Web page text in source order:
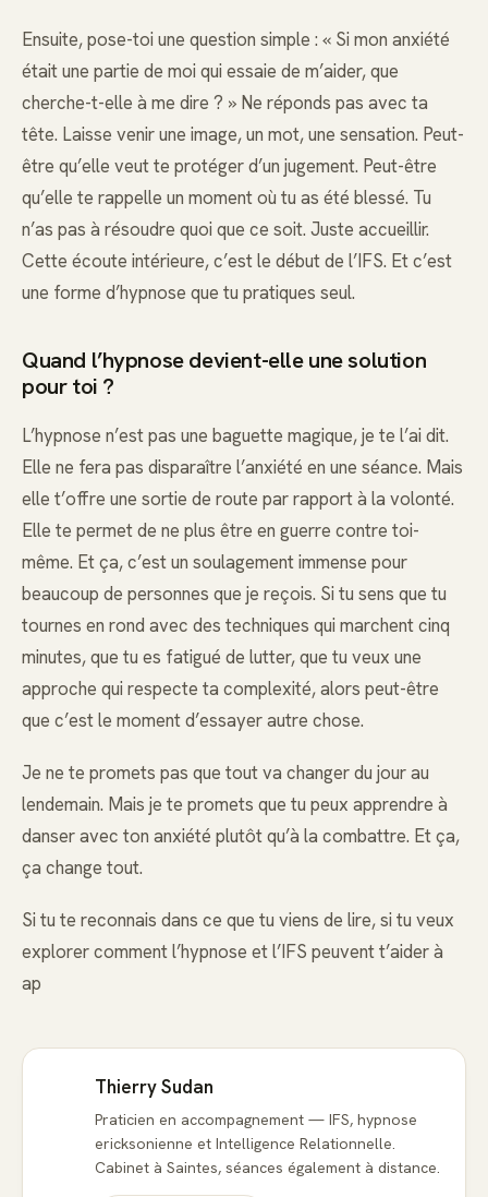
Ensuite, pose-toi une question simple : « Si mon anxiété
était une partie de moi qui essaie de m’aider, que
cherche-t-elle à me dire ? » Ne réponds pas avec ta
tête. Laisse venir une image, un mot, une sensation. Peut-
être qu’elle veut te protéger d’un jugement. Peut-être
qu’elle te rappelle un moment où tu as été blessé. Tu
n’as pas à résoudre quoi que ce soit. Juste accueillir.
Cette écoute intérieure, c’est le début de l’IFS. Et c’est
une forme d’hypnose que tu pratiques seul.
Quand l’hypnose devient-elle une solution
pour toi ?
L’hypnose n’est pas une baguette magique, je te l’ai dit.
Elle ne fera pas disparaître l’anxiété en une séance. Mais
elle t’offre une sortie de route par rapport à la volonté.
Elle te permet de ne plus être en guerre contre toi-
même. Et ça, c’est un soulagement immense pour
beaucoup de personnes que je reçois. Si tu sens que tu
tournes en rond avec des techniques qui marchent cinq
minutes, que tu es fatigué de lutter, que tu veux une
approche qui respecte ta complexité, alors peut-être
que c’est le moment d’essayer autre chose.
Je ne te promets pas que tout va changer du jour au
lendemain. Mais je te promets que tu peux apprendre à
danser avec ton anxiété plutôt qu’à la combattre. Et ça,
ça change tout.
Si tu te reconnais dans ce que tu viens de lire, si tu veux
explorer comment l’hypnose et l’IFS peuvent t’aider à
ap
Thierry Sudan
Praticien en accompagnement — IFS, hypnose
ericksonienne et Intelligence Relationnelle.
Cabinet à Saintes, séances également à distance.